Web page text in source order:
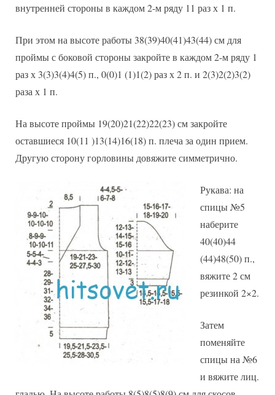
внутренней стороны в каждом 2-м ряду 11 раз х 1 п.
При этом на высоте работы 38(39)40(41)43(44) см для
проймы с боковой стороны закройте в каждом 2-м ряду 1
раз х 3(3)3(4)4(5) п., 0(0)1 (1)1(2) раз х 2 п. и 2(3)2(2)3(2)
раза х 1 п.
На высоте проймы 19(20)21(22)22(23) см закройте
оставшиеся 10(11 )13(14)16(18) п. плеча за один прием.
Другую сторону горловины довяжите симметрично.
Рукава: на
спицы №5
наберите
40(40)44
(44)48(50) п.,
вяжите 2 см
резинкой 2×2.
Затем
поменяйте
спицы на №6
и вяжите лиц.